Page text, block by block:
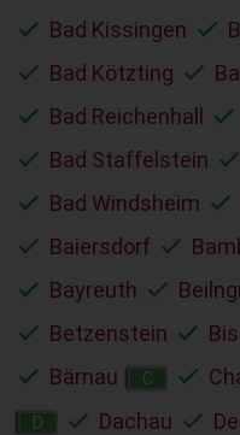
Bad Kissingen
Bad Kötzting
Bad Reichenhall
Bad Staffelstein
Bad Windsheim
Baiersdorf
Bayreuth
Betzenstein
Bärnau
C
D Dachau